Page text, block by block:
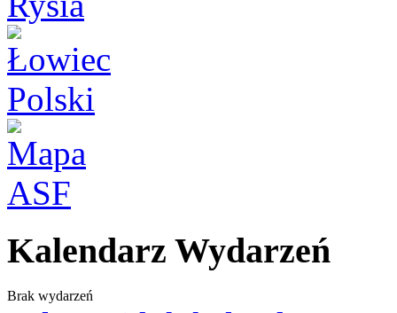
Kalendarz Wydarzeń
Brak wydarzeń